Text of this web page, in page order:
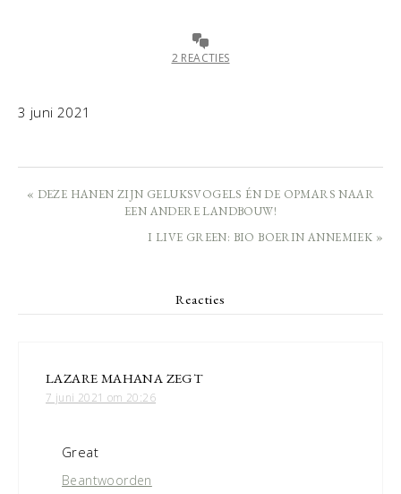
2 REACTIES
3 juni 2021
« DEZE HANEN ZIJN GELUKSVOGELS ÉN DE OPMARS NAAR
EEN ANDERE LANDBOUW!
I LIVE GREEN: BIO BOERIN ANNEMIEK »
Reacties
LAZARE MAHANA ZEGT
7 juni 2021 om 20:26
Great
Beantwoorden